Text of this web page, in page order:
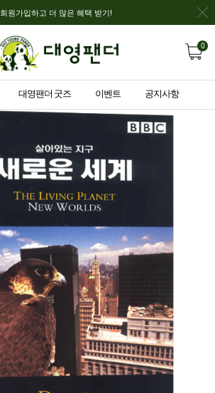
회원가입하고 더 많은 혜택 받기!
0
대영팬더 굿즈 이벤트 공지사항